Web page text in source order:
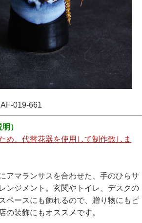
AF-019-661
）
め、代替花器を使用して制作致しま
アマランサスを合わせた、手のひらサ
ンジメント。玄関やトイレ、デスクの
ペースにも飾れるので、贈り物にもピ
の装飾にもオススメです。